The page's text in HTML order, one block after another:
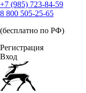
+7 (985) 723-84-59
8 800 505-25-65
(бесплатно по РФ)
Регистрация
Вход